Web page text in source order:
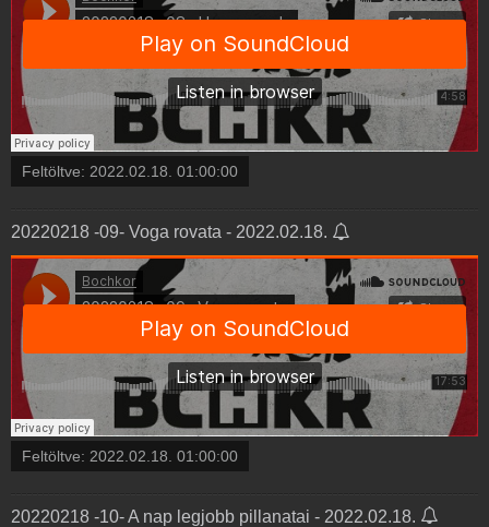
Feltöltve: 2022.02.18. 01:00:00
20220218 -09- Voga rovata - 2022.02.18.
Feltöltve: 2022.02.18. 01:00:00
20220218 -10- A nap legjobb pillanatai - 2022.02.18.